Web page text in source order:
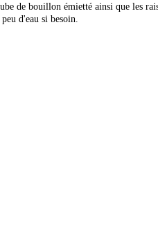
de bouillon émietté ainsi que les
d'eau si besoin.